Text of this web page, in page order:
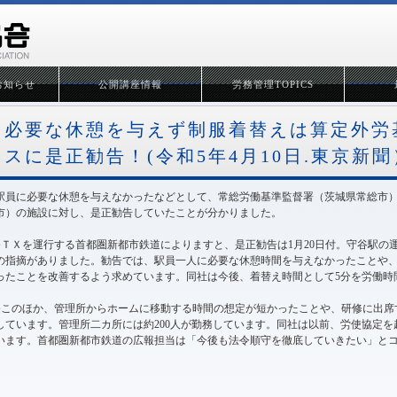
知らせ 公開講座情報 労務管理TOPICS
必要な休憩を与えず制服着替えは算定外
スに是正勧告！(令和5年4月10日.東京新聞
員に必要な休憩を与えなかったなどとして、常総労働基準監督署（茨城県常総市
）の施設に対し、是正勧告していたことが分かりました。
Ｘを運行する首都圏新都市鉄道によりますと、是正勧告は1月20日付。守谷駅
指摘がありました。勧告では、駅員一人に必要な休憩時間を与えなかったことや
たことを改善するよう求めています。同社は今後、着替え時間として5分を労働
のほか、管理所からホームに移動する時間の想定が短かったことや、研修に出
ています。管理所二カ所には約200人が勤務しています。同社は以前、労使協定
ます。首都圏新都市鉄道の広報担当は「今後も法令順守を徹底していきたい」